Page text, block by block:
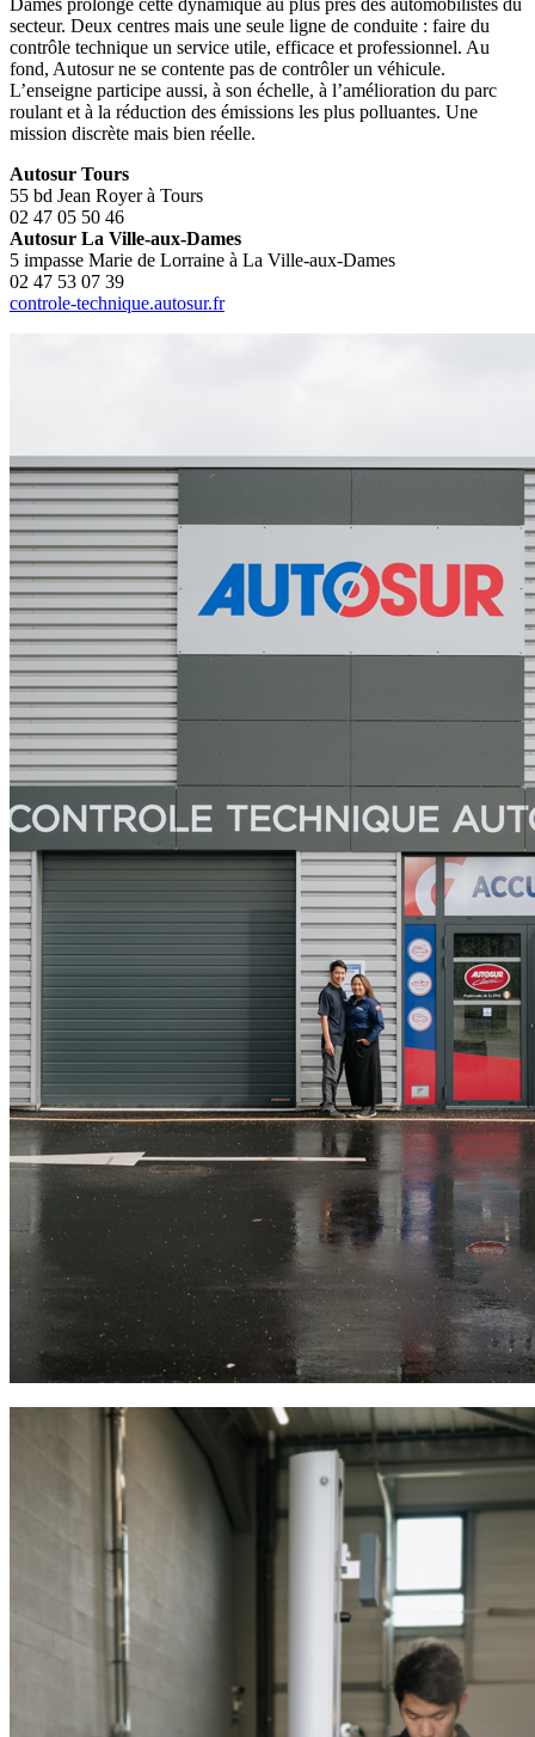
secteur. Deux centres mais une seule ligne de conduite : faire du
contrôle technique un service utile, efficace et professionnel. Au
fond, Autosur ne se contente pas de contrôler un véhicule.
L’enseigne participe aussi, à son échelle, à l’amélioration du parc
roulant et à la réduction des émissions les plus polluantes. Une
mission discrète mais bien réelle.
Autosur Tours
55 bd Jean Royer à Tours
02 47 05 50 46
Autosur La Ville-aux-Dames
5 impasse Marie de Lorraine à La Ville-aux-Dames
02 47 53 07 39
controle-technique.autosur.fr